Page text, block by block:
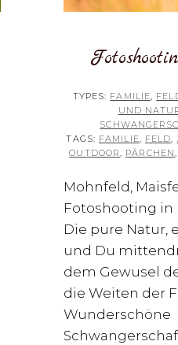
TYPES: FAMILIE,
UND
TAGS: FAMILIE, FELD,
OUTDOOR, PÄRCHEN,
Mohnfeld,
Fotoshooting in
Die pure Natur,
und Du
dem Gewusel
die Weiten der
Wunderschöne